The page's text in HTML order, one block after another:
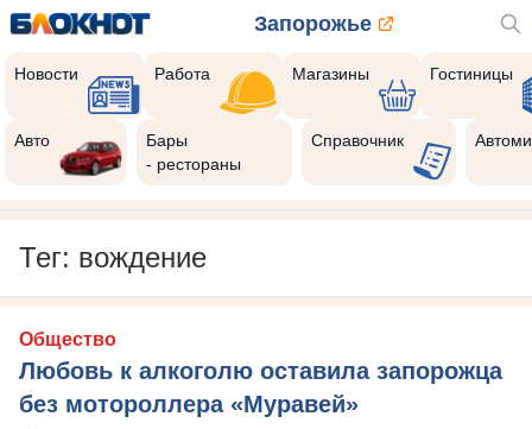
Запорожье
Новости Работа Магазины Гостиницы
Авто
Бары
- рестораны
Справочник
Тег: вождение
Общество
Любовь к алкоголю оставила запорожца
без мотороллера «Муравей»